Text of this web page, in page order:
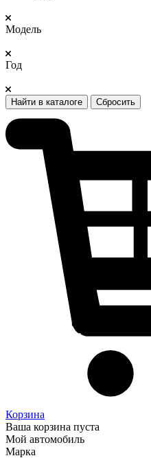
Модель
Год
Найти в каталоге Сбросить
Корзина
Ваша корзина пуста
Мой автомобиль
Марка